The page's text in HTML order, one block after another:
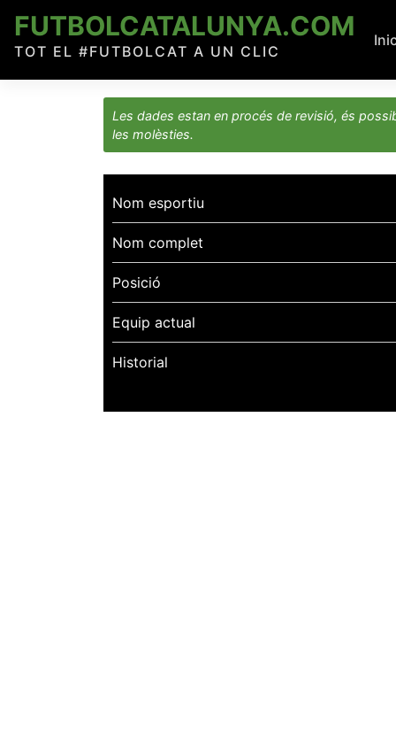
content
FUTBOLCATALUNYA.COM
TOT EL #FUTBOLCAT A UN CLIC
Les dades estan en procés de revisió, és
les molèsties.
Nom esportiu
Nom complet
Posició
Equip actual
Historial